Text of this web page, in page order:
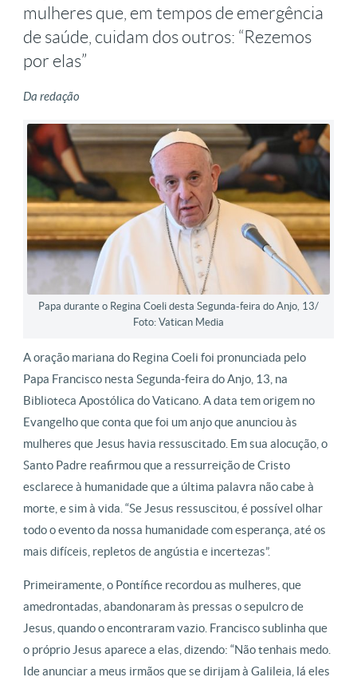
mulheres que, em tempos de emergência
de saúde, cuidam dos outros: “Rezemos
por elas”
Da redação
Papa durante o Regina Coeli desta Segunda-feira do Anjo, 13/
Foto: Vatican Media
A oração mariana do Regina Coeli foi pronunciada pelo
Papa Francisco nesta Segunda-feira do Anjo, 13, na
Biblioteca Apostólica do Vaticano. A data tem origem no
Evangelho que conta que foi um anjo que anunciou às
mulheres que Jesus havia ressuscitado. Em sua alocução, o
Santo Padre reafirmou que a ressurreição de Cristo
esclarece à humanidade que a última palavra não cabe à
morte, e sim à vida. “Se Jesus ressuscitou, é possível olhar
todo o evento da nossa humanidade com esperança, até os
mais difíceis, repletos de angústia e incertezas”.
Primeiramente, o Pontífice recordou as mulheres, que
amedrontadas, abandonaram às pressas o sepulcro de
Jesus, quando o encontraram vazio. Francisco sublinha que
o próprio Jesus aparece a elas, dizendo: “Não tenhais medo.
Ide anunciar a meus irmãos que se dirijam à Galileia, lá eles